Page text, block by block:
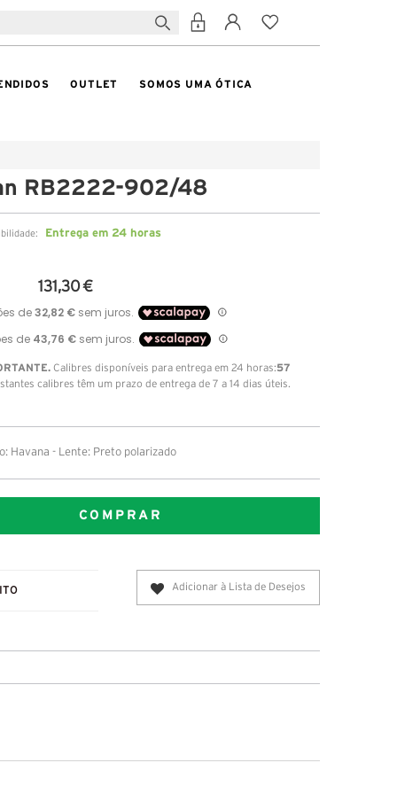
OUTLET SOMOS UMA ÓTICA
RB2222-902/48
Entrega em 24 horas
131,30 €
Calibres disponíveis para entrega em 24 horas:57
calibres têm um prazo de entrega de 7 a 14 dias úteis.
Havana - Lente: Preto polarizado
COMPRAR
Adicionar à Lista de Desejos